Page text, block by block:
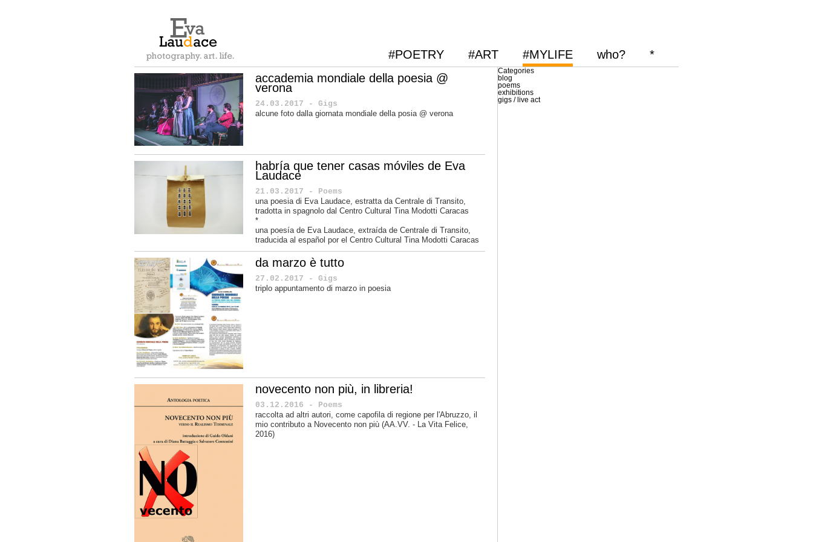
#POETRY #ART #MYLIFE who?
*
accademia mondiale della poesia @
verona
24.03.2017 - Gigs
alcune foto dalla giornata mondiale della posia @ verona
habría que tener casas móviles de Eva
Laudace
21.03.2017 - Poems
una poesia di Eva Laudace, estratta da Centrale di Transito,
tradotta in spagnolo dal Centro Cultural Tina Modotti Caracas
*
una poesía de Eva Laudace, extraída de Centrale di Transito,
traducida al español por el Centro Cultural Tina Modotti Caracas
da marzo è tutto
27.02.2017 - Gigs
triplo appuntamento di marzo in poesia
novecento non più, in libreria!
03.12.2016 - Poems
raccolta ad altri autori, come capofila di regione per l'Abruzzo, il
mio contributo a Novecento non più (AA.VV. - La Vita Felice,
2016)
Categories
blog
poems
exhibitions
gigs / live act